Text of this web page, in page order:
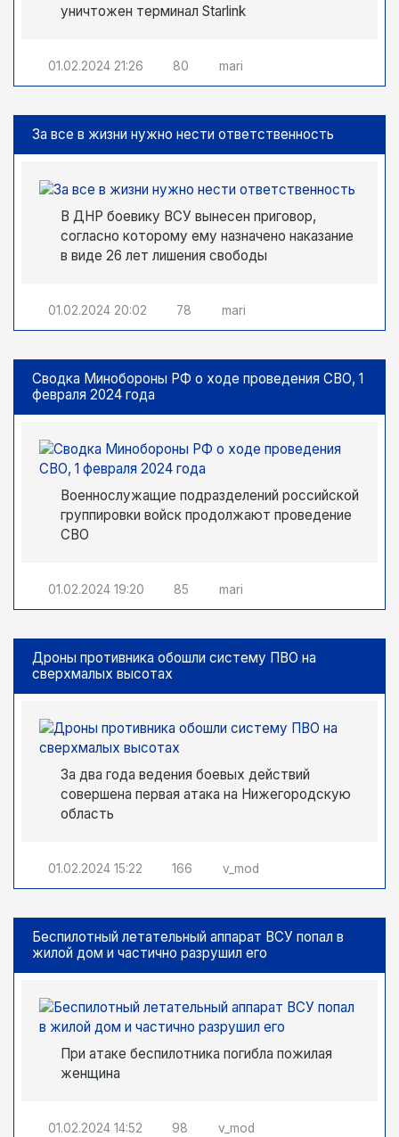
уничтожен терминал Starlink
01.02.2024 21:26 80 mari
За все в жизни нужно нести ответственность
В ДНР боевику ВСУ вынесен приговор,
согласно которому ему назначено наказание
в виде 26 лет лишения свободы
01.02.2024 20:02 78 mari
Сводка Минобороны РФ о ходе проведения СВО, 1
февраля 2024 года
Военнослужащие подразделений российской
группировки войск продолжают проведение
СВО
01.02.2024 19:20 85 mari
Дроны противника обошли систему ПВО на
сверхмалых высотах
За два года ведения боевых действий
совершена первая атака на Нижегородскую
область
01.02.2024 15:22 166 v_mod
Беспилотный летательный аппарат ВСУ попал в
жилой дом и частично разрушил его
При атаке беспилотника погибла пожилая
женщина
01.02.2024 14:52 98 v_mod